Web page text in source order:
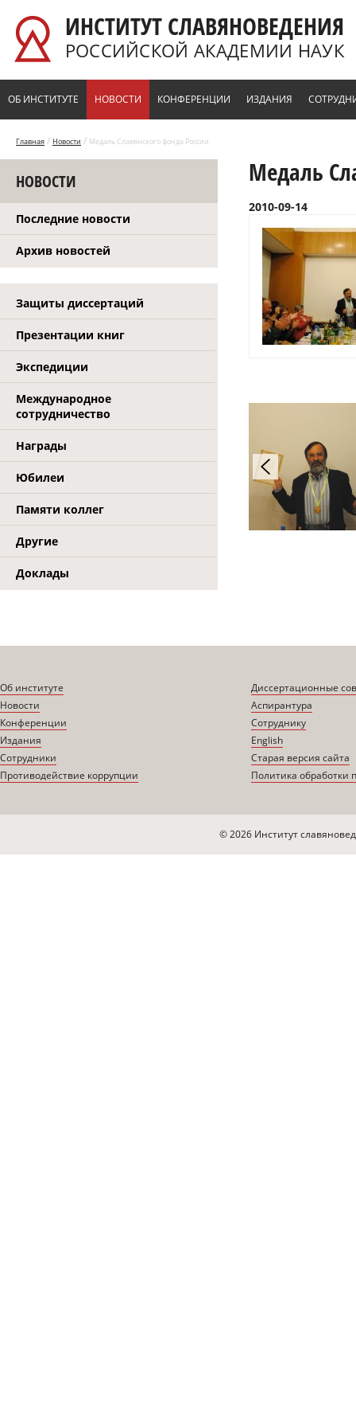
ИНСТИТУТ СЛАВЯНОВЕДЕНИЯ
РОССИЙСКОЙ АКАДЕМИИ НАУК
ОБ ИНСТИТУТЕ НОВОСТИ КОНФЕРЕНЦИИ ИЗДАНИЯ
Главная / Новости / Медаль Славянского фонда России
НОВОСТИ
Последние новости
Архив новостей
Защиты диссертаций
Презентации книг
Экспедиции
Международное
сотрудничество
Награды
Юбилеи
Памяти коллег
Другие
Доклады
Медаль
2010-09-14
Об институте
Новости
Конференции
Издания
Сотрудники
Противодействие коррупции
Диссертационные
Аспирантура
Сотруднику
English
Старая версия сайта
Политика обработки
© 2026 Институт